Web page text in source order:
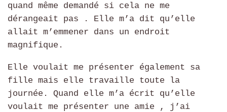
quand même demandé si cela ne me
dérangeait pas . Elle m’a dit qu’elle
allait m’emmener dans un endroit
magnifique.
Elle voulait me présenter également sa
fille mais elle travaille toute la
journée. Quand elle m’a écrit qu’elle
voulait me présenter une amie , j’ai